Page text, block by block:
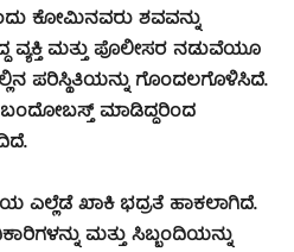
ಕೋಮಿನವರು ಶವವನ್ನು
ವ್ಯಕ್ತಿ ಮತ್ತು ಪೊಲೀಸರ ನಡುವೆಯೂ
ಪರಿಸ್ಥಿತಿಯನ್ನು ಗೊಂದಲಗೊಳಿಸಿದೆ.
ಮಾಡಿದ್ದರಿಂದ
ಖಾಕಿ ಭದ್ರತೆ ಹಾಕಲಾಗಿದೆ.
ಮತ್ತು ಸಿಬ್ಬಂದಿಯನ್ನು